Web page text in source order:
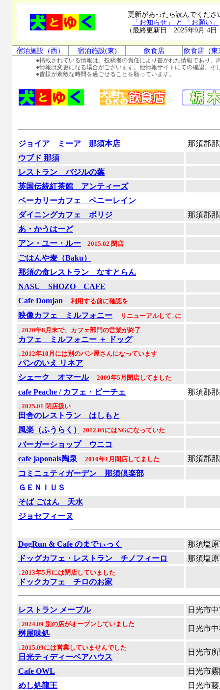
更新があったら読んでくださ
「お知らせ」 と 「お願い」
（最終更新日 2025年9月 4日
宿泊施設（西） 宿泊施設(東) 飲食店 飲食店（東
●掲載されている情報は、投稿者の責任により書かれた情報であり
●情報は変更になる場合がございます。他情報サイトにての確認、
●皆様が素敵な時間を過ごせることを願っています。
ジョイア ミーア 那須本店
那須郡
ウブド 那須
レストラン バジルの葉
英国伝統紅茶館 アンティーズ
ベーカリーカフェ ペニーレイン
ダイニングカフェ ボリジ
那須郡
あ・かうはーど
アン・ユー・ルー 2015.02 閉店
ごはんや麦（Baku）
那須の食レストラン なすとらん
NASU SHOZO CAFE
Cafe Domjan
利用する前に確認を
映像カフェ ミルフォニー
リニューアルして↓に
↓2020年8月末で、カフェ部門の営業が終了
カフェ ミルフォニー ＋ ドッグ
↓2012年10月には別のパン屋さんになっています
パンのいえ リネア
シェーク オマール 2009年5月閉店してました
cafe Peache / カフェ・ピーチェ
那須郡
↓2025.01 閉店扱い
田舎のレストラン はしもと
風楽（ふうらく） 2012.05にはNGになっていた
バーガーショップ ウニコ
cafe japonais陶泉
2010年1月閉店してました
那須郡
コミニュティガーデン 那須倶楽部
ＧＥＮＩＵＳ
そば ごはん 天水
ジョセフィーヌ
DogRun & Cafe のまでぃっく
那須塩
ドッグカフェ・レストラン チノフィーロ
那須塩
↓2013年5月には閉店していました
ドックカフェ チロのお家
レストラン メープル 日光市
↓2024.09 別の店がオープンしていました
桝屋味処
日光市
↓2015.09には営業していませんでした
日光ティディーベアハウス
日光市
Cafe OWL
日光市
めし処龍王
日光市